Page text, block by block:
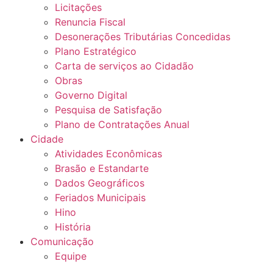
Licitações
Renuncia Fiscal
Desonerações Tributárias Concedidas
Plano Estratégico
Carta de serviços ao Cidadão
Obras
Governo Digital
Pesquisa de Satisfação
Plano de Contratações Anual
Cidade
Atividades Econômicas
Brasão e Estandarte
Dados Geográficos
Feriados Municipais
Hino
História
Comunicação
Equipe